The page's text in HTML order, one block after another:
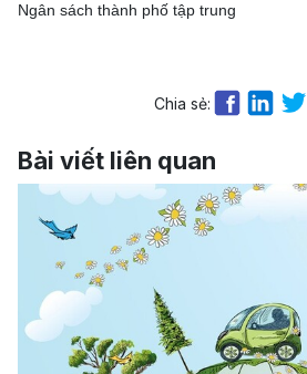
Ngân sách thành phố tập trung
Chia sẻ:
Bài viết liên quan